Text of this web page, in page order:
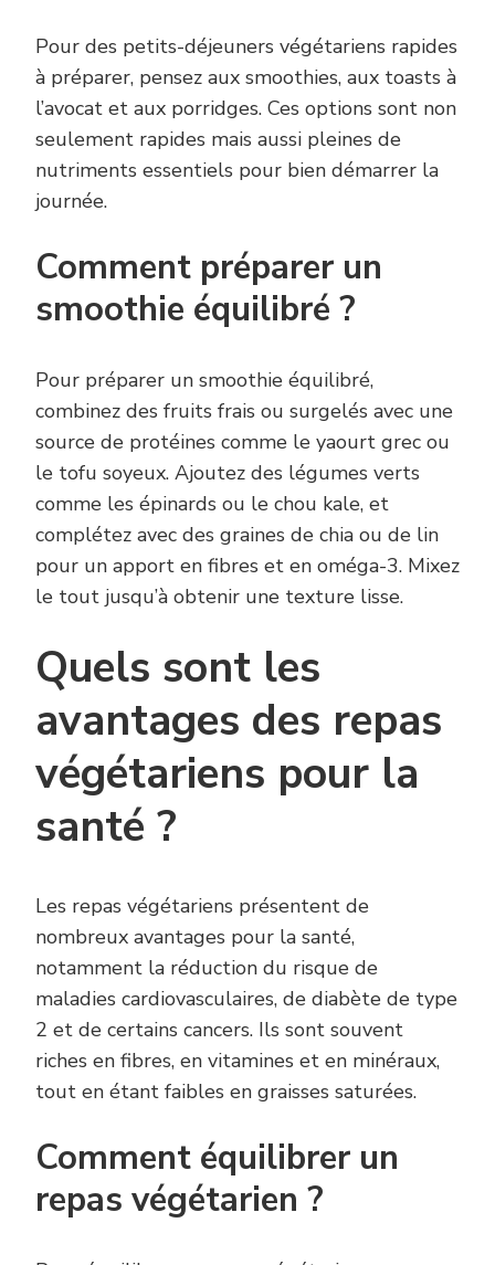
Pour des petits-déjeuners végétariens rapides
à préparer, pensez aux smoothies, aux toasts à
l’avocat et aux porridges. Ces options sont non
seulement rapides mais aussi pleines de
nutriments essentiels pour bien démarrer la
journée.
Comment préparer un
smoothie équilibré ?
Pour préparer un smoothie équilibré,
combinez des fruits frais ou surgelés avec une
source de protéines comme le yaourt grec ou
le tofu soyeux. Ajoutez des légumes verts
comme les épinards ou le chou kale, et
complétez avec des graines de chia ou de lin
pour un apport en fibres et en oméga-3. Mixez
le tout jusqu’à obtenir une texture lisse.
Quels sont les
avantages des repas
végétariens pour la
santé ?
Les repas végétariens présentent de
nombreux avantages pour la santé,
notamment la réduction du risque de
maladies cardiovasculaires, de diabète de type
2 et de certains cancers. Ils sont souvent
riches en fibres, en vitamines et en minéraux,
tout en étant faibles en graisses saturées.
Comment équilibrer un
repas végétarien ?